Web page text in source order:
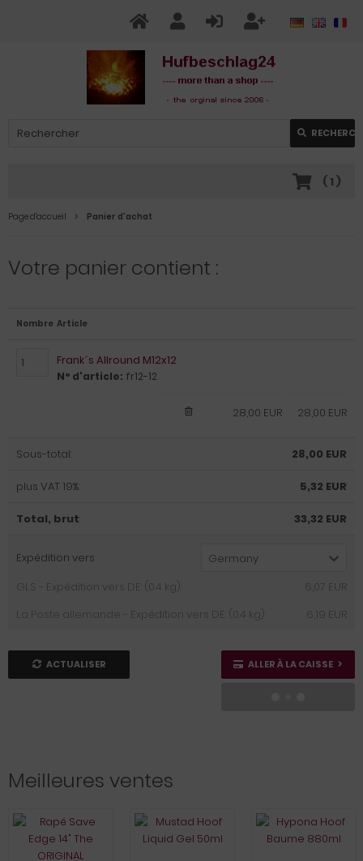
( 1 )
Page d'accueil Panier d'achat
Votre panier contient :
Nombre Article
Frank´s Allround M12x12
N° d'article: fr12-12
28,00 EUR
28,00 EUR
Sous-total: 28,00 EUR
plus VAT 19%: 5,32 EUR
Total, brut: 33,32 EUR
Expédition vers
Germany
GLS - Expédition vers DE: (0.4 kg):
6,07 EUR
La Poste allemande - Expédition vers DE: (0.4 kg):
6,19 EUR
ACTUALISER ALLER À LA CAISSE
Meilleures ventes